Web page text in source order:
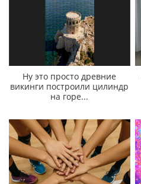
Ну это просто древние
викинги построили цилиндр
на горе...